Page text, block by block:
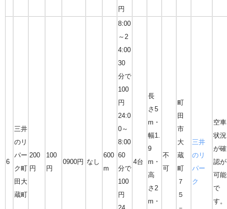
円
6
三井
のリ
パー
ク町
田大
蔵町
200
円
100
円
0900円 なし
600
m
8:00
～2
4:00
30
分で
100
円
24:0
0～
8:00
60
分で
100
円
4台
長
さ5
m・
幅1.
9
m・
高
さ2
m・
不
可
町
田
市
大
蔵
町
７
５
三井
のリ
パー
ク
空車
状況
が確
認が
可能
で
す。